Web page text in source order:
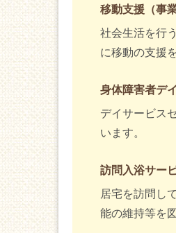
移動支援（事業
社会生活を行
に移動の支援
身体障害者デ
デイサービス
います。
訪問入浴サー
居宅を訪問し
能の維持等を